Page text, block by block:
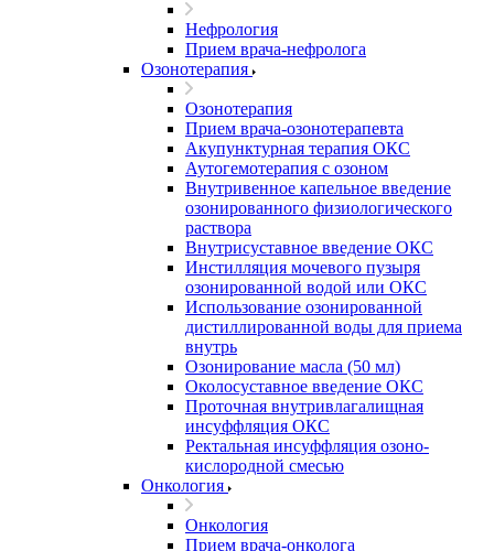
Нефрология
Прием врача-нефролога
Озонотерапия
Озонотерапия
Прием врача-озонотерапевта
Акупунктурная терапия ОКС
Аутогемотерапия с озоном
Внутривенное капельное введение
озонированного физиологического
раствора
Внутрисуставное введение ОКС
Инстилляция мочевого пузыря
озонированной водой или ОКС
Использование озонированной
дистиллированной воды для приема
внутрь
Озонирование масла (50 мл)
Околосуставное введение ОКС
Проточная внутривлагалищная
инсуффляция ОКС
Ректальная инсуффляция озоно-
кислородной смесью
Онкология
Онкология
Прием врача-онколога